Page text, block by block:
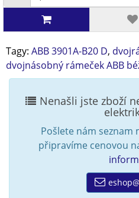
Tagy: ABB 3901A-B20 D,
dvojnásobný rámeček ABB
Nenašli jste zboží
Pošlete nám seznam
připravíme cenovou